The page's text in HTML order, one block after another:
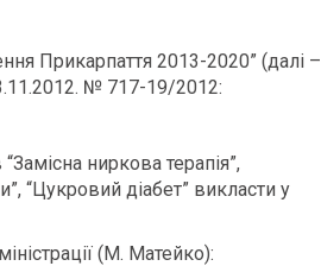
Прикарпаття 2013-2020” (далі –
№ 717-19/2012:
ниркова терапія”,
“Цукровий діабет” викласти у
(М. Матейко):